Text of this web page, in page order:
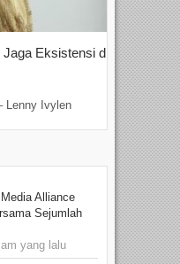
Eksistensi di
Lenny Ivylen
Alliance
Sejumlah
yang lalu